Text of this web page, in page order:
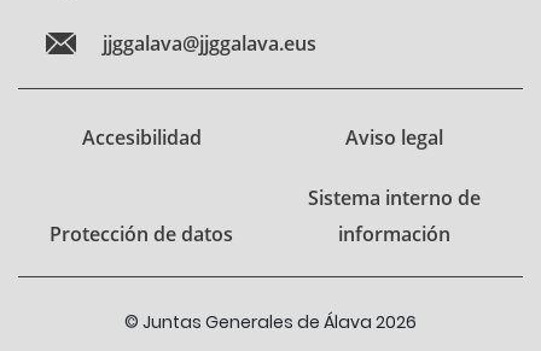
jjggalava@jjggalava.eus
Accesibilidad Aviso legal
Protección de datos
Sistema interno de
información
© Juntas Generales de Álava 2026